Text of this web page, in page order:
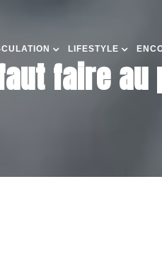
LIFESTYLE
faire